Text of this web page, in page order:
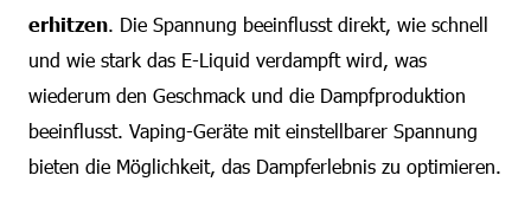
erhitzen. Die Spannung beeinflusst direkt, wie schnell
und wie stark das E-Liquid verdampft wird, was
wiederum den Geschmack und die Dampfproduktion
beeinflusst. Vaping-Geräte mit einstellbarer Spannung
bieten die Möglichkeit, das Dampferlebnis zu optimieren.